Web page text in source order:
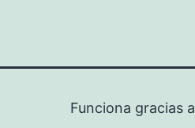
Funciona gracias a